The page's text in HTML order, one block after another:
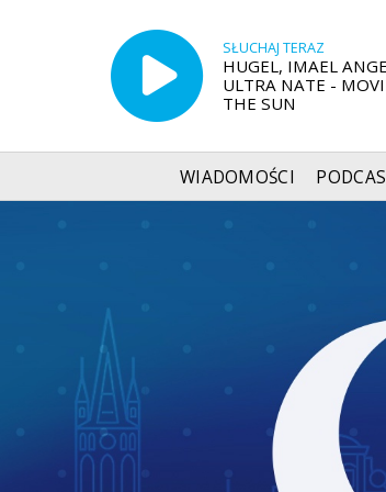
SŁUCHAJ TERAZ
HUGEL, IMAEL
ULTRA NATE -
THE SUN
WIADOMOŚCI